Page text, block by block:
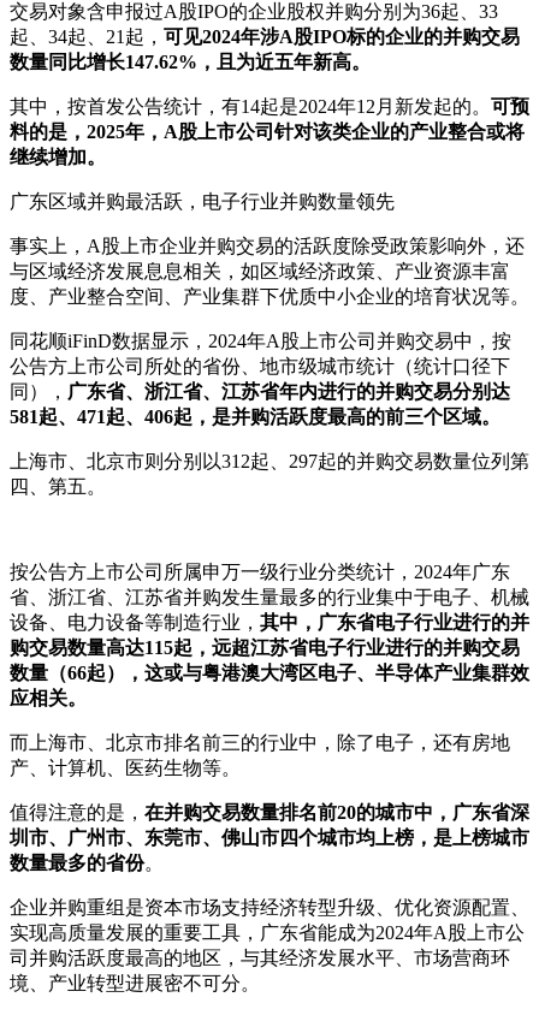
交易对象含申报过A股IPO的企业股权并购分别为36起、33
起、34起、21起， 可见2024年涉A股IPO标的企业的并购交易
数量同比增长147.62%，且为近五年新高。
其中，按首发公告统计，有14起是2024年12月新发起的。 可预
料的是，2025年，A股上市公司针对该类企业的产业整合或将
继续增加。
广东区域并购最活跃，电子行业并购数量领先
事实上，A股上市企业并购交易的活跃度除受政策影响外，还
与区域经济发展息息相关，如区域经济政策、产业资源丰富
度、产业整合空间、产业集群下优质中小企业的培育状况等。
同花顺iFinD数据显示，2024年A股上市公司并购交易中，按
公告方上市公司所处的省份、地市级城市统计（统计口径下
同）， 广东省、浙江省、江苏省年内进行的并购交易分别达
581起、471起、406起，是并购活跃度最高的前三个区域。
上海市、北京市则分别以312起、297起的并购交易数量位列第
四、第五。
按公告方上市公司所属申万一级行业分类统计，2024年广东
省、浙江省、江苏省并购发生量最多的行业集中于电子、机械
设备、电力设备等制造行业， 其中，广东省电子行业进行的并
购交易数量高达115起，远超江苏省电子行业进行的并购交易
数量（66起），这或与粤港澳大湾区电子、半导体产业集群效
应相关。
而上海市、北京市排名前三的行业中，除了电子，还有房地
产、计算机、医药生物等。
值得注意的是， 在并购交易数量排名前20的城市中，广东省深
圳市、广州市、东莞市、佛山市四个城市均上榜，是上榜城市
数量最多的省份。
企业并购重组是资本市场支持经济转型升级、优化资源配置、
实现高质量发展的重要工具，广东省能成为2024年A股上市公
司并购活跃度最高的地区，与其经济发展水平、市场营商环
境、产业转型进展密不可分。